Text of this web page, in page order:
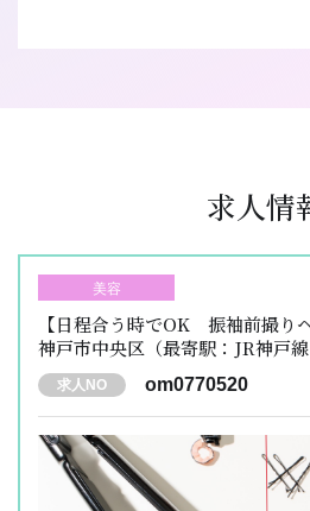
求人情
美容
【日程合う時でOK 振袖前撮り
神戸市中央区（最寄駅：JR神戸
求人NO om0770520